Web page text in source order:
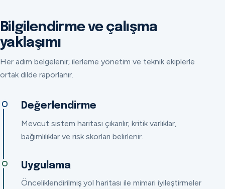
Bilgilendirme ve çalışma
yaklaşımı
Her adım belgelenir; ilerleme yönetim ve teknik ekiplerle
ortak dilde raporlanır.
Değerlendirme
Mevcut sistem haritası çıkarılır; kritik varlıklar,
bağımlılıklar ve risk skorları belirlenir.
Uygulama
Önceliklendirilmiş yol haritası ile mimari iyileştirmeler